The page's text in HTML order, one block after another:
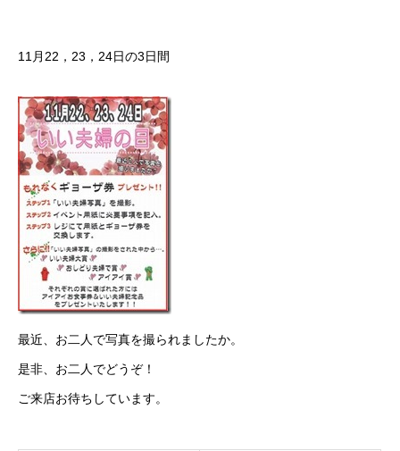
11月22，23，24日の3日間
最近、お二人で写真を撮られましたか。
是非、お二人でどうぞ！
ご来店お待ちしています。